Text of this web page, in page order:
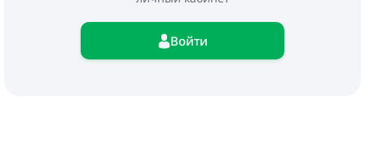
- адаптеры
Войти